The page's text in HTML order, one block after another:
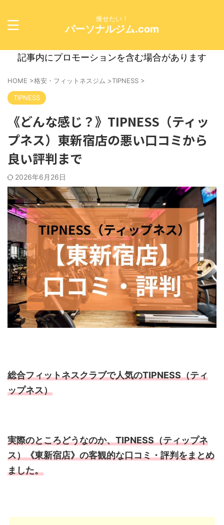
痩せたい！
パーソナルジム.com
記事内にプロモーションを含む場合があります
HOME >格安・フィットネスジム >TIPNESS >
TIPNESS
《どんな感じ？》TIPNESS（ティッ
プネス）東新宿店の悪い口コミから
良い評判まで
2026年6月26日
総合フィットネスクラブで人気のTIPNESS（ティ
ップネス）
実際のところどうなのか、TIPNESS（ティップネ
ス）《東新宿店》の客観的な口コミ・評判をまとめ
ました。